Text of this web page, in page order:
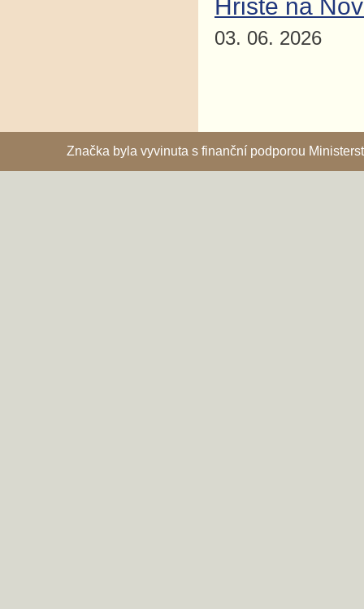
Hřiště na
03. 06. 2026
Značka byla vyvinuta s finanční podporou